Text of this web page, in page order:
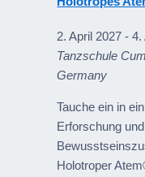
2. April 2027 -4.
Tanzschule
Germany
Tauche ein in
Erforschung
Holotroper